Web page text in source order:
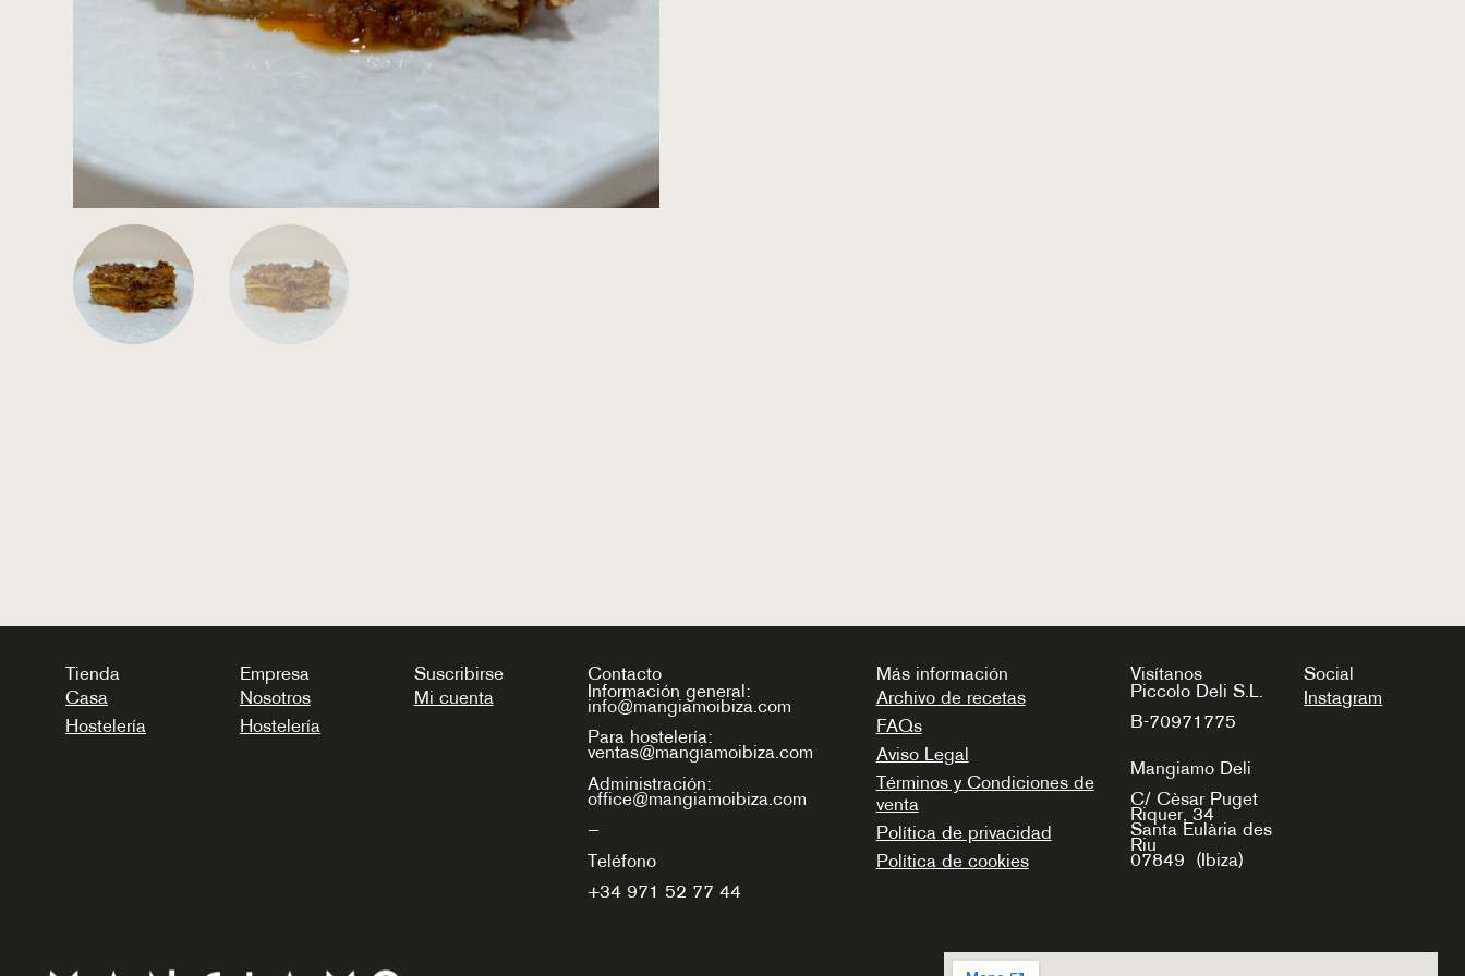
Tienda
Casa
Hostelería
Empresa
Nosotros
Hostelería
Suscribirse
Mi cuenta
Contacto
Información general:
info@mangiamoibiza.com
Para hostelería:
ventas@mangiamoibiza.com
Administración:
office@mangiamoibiza.com
—
Teléfono
+34 971 52 77 44
Más información
Archivo de recetas
FAQs
Aviso Legal
Términos y Condiciones de
venta
Política de privacidad
Política de cookies
Visítanos
Piccolo Deli S.L.
B-70971775
Mangiamo Deli
C/ Cèsar Puget
Riquer, 34
Santa Eulària des
Riu
07849 (Ibiza)
Social
Instagram